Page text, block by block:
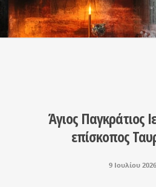
Άγιος Παγκράτιος
επίσκοπος
9 Ιουλίου 2026